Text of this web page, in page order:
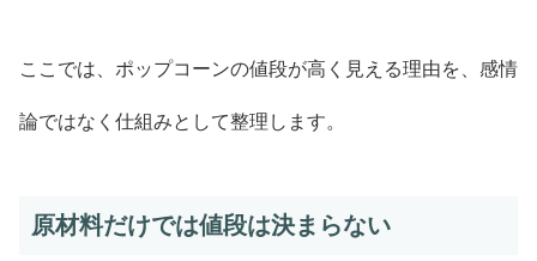
ここでは、ポップコーンの値段が高く見える理由を、感情
論ではなく仕組みとして整理します。
原材料だけでは値段は決まらない